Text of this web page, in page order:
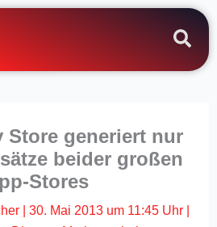
Store generiert nur
beider großen
Stores
30. Mai 2013 um 11:45 Uhr